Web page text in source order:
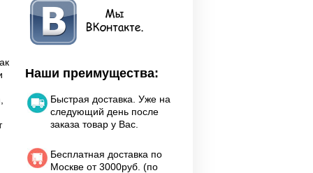
Наши преимущества:
Быстрая доставка. Уже на
следующий день после
заказа товар у Вас.
Бесплатная доставка по
Москве от 3000руб. (по